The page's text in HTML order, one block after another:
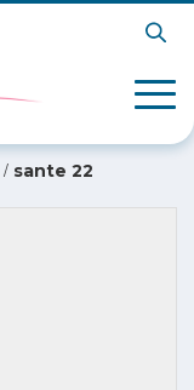
/ sante 22